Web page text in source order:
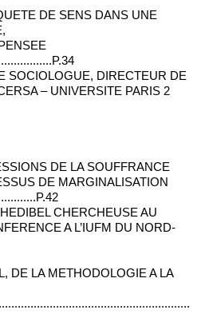
DE SENS DANS UNE
SOCIOLOGUE, DIRECTEUR DE
– UNIVERSITE PARIS 2
DE LA SOUFFRANCE
DE MARGINALISATION
CHERCHEUSE AU
A L’IUFM DU NORD-
DE LA METHODOLOGIE A LA